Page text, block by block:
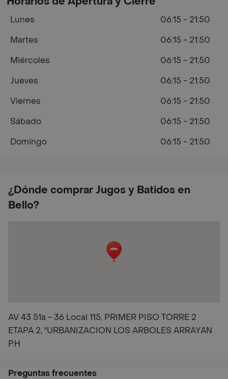
¿Dónde comprar Jugos y Batidos en
Bello?
AV 43 51a - 36 Local 115, PRIMER PISO TORRE 2
ETAPA 2, "URBANIZACION LOS ARBOLES ARRAYAN
P.H
Lunes
06:15 - 21:50
Martes
06:15 - 21:50
Miércoles
06:15 - 21:50
Jueves
06:15 - 21:50
Viernes
06:15 - 21:50
Sábado
06:15 - 21:50
Domingo
06:15 - 21:50
Preguntas frecuentes